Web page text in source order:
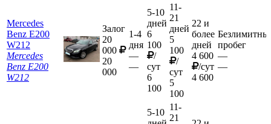
Mercedes
Benz E200
W212
Mercedes
Benz E200
W212
Залог
20
000
20
000
1-4
дня
—
—
5-10
дней
6
100
/
сут
6
100
11-
21
дней
5
100
/
сут
5
100
22 и
более
дней
4 600
/сут
4 600
пробег
—
—
5-10
11-
21